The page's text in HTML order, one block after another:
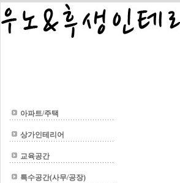
아파트/주택
상가인테리어
교육공간
특수공간(사무/공장)